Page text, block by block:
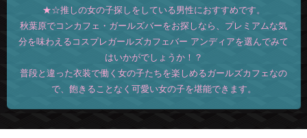
★☆推しの女の子探しをしている男性におすすめです。
秋葉原でコンカフェ・ガールズバーをお探しなら、プレミアムな気
分を味わえるコスプレガールズカフェバー アンディアを選んでみて
はいかがでしょうか！？
普段と違った衣装で働く女の子たちを楽しめるガールズカフェなの
で、飽きることなく可愛い女の子を堪能できます。